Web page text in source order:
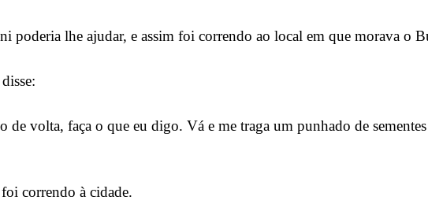
poderia lhe ajudar, e assim foi correndo ao local em que morava o
de volta, faça o que eu digo. Vá e me traga um punhado de
correndo à cidade.